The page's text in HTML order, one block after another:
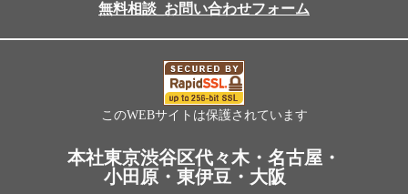
無料相談_お問い合わせフォーム
このWEBサイトは保護されています
本社東京渋谷区代々木・名古屋・
小田原・東伊豆・大阪